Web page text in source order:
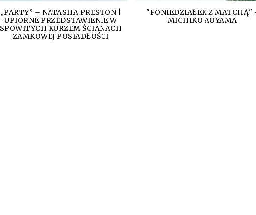
„PARTY” – NATASHA PRESTON |
UPIORNE PRZEDSTAWIENIE W
SPOWITYCH KURZEM ŚCIANACH
ZAMKOWEJ POSIADŁOŚCI
"PONIEDZIAŁEK Z MATCHĄ"
MICHIKO AOYAMA